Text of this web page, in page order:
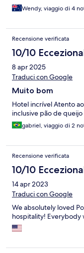
Wendy, viaggio di 4
Recensione verificata
10/10
8 apr 2025
Traduci con Google
Muito bom
Hotel incrível Atento
inclusive pão de queijo
gabriel, viaggio di 2
Recensione verificata
10/10
14 apr 2023
Traduci con Google
We absolutely loved
hospitality! Everybody